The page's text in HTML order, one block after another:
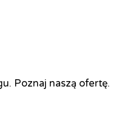
Poznaj naszą ofertę.